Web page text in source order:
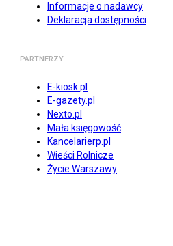
Informacje o nadawcy
Deklaracja dostępności
PARTNERZY
E-kiosk.pl
E-gazety.pl
Nexto.pl
Mała księgowość
Kancelarierp.pl
Wieści Rolnicze
Życie Warszawy